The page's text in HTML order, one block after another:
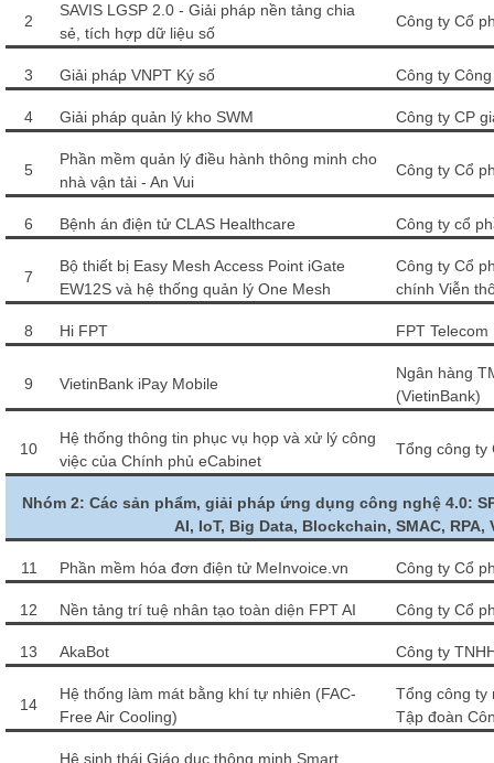
2
SAVIS LGSP 2.0 - Giải pháp nền tảng chia
sẻ, tích hợp dữ liệu số
Công ty Cổ
3 Giải pháp VNPT Ký số Công ty
4 Giải pháp quản lý kho SWM Công ty CP
5
Phần mềm quản lý điều hành thông minh cho
nhà vận tải - An Vui
Công ty Cổ
6 Bệnh án điện tử CLAS Healthcare Công ty cổ
7
Bộ thiết bị Easy Mesh Access Point iGate
EW12S và hệ thống quản lý One Mesh
Công ty Cổ
chính Viễn
8 Hi FPT FPT Telecom
9 VietinBank iPay Mobile
Ngân hàng
(VietinBank)
10
Hệ thống thông tin phục vụ họp và xử lý công
việc của Chính phủ eCabinet
Tổng công ty
Nhóm 2: Các sản phẩm, giải pháp ứng dụng công nghệ 4.0:
AI, IoT, Big Data, Blockchain, SMAC, RPA,
11 Phần mềm hóa đơn điện tử MeInvoice.vn Công ty Cổ
12 Nền tảng trí tuệ nhân tạo toàn diện FPT AI Công ty Cổ
13 AkaBot Công ty
14
Hệ thống làm mát bằng khí tự nhiên (FAC-
Free Air Cooling)
Tổng công ty
Tập đoàn
Hệ sinh thái Giáo dục thông minh Smart